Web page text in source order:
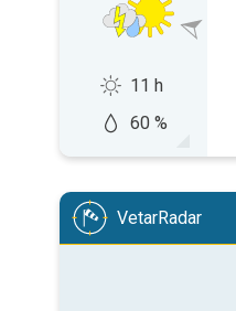
11 h
60 %
VetarRadar